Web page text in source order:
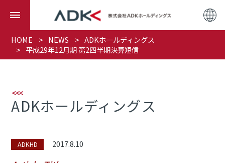
HOME NEWS
ADKホールディングス
平成29年12月期 第2四半期決算短信
ADKホールディングス
ADKHD 2017.8.10